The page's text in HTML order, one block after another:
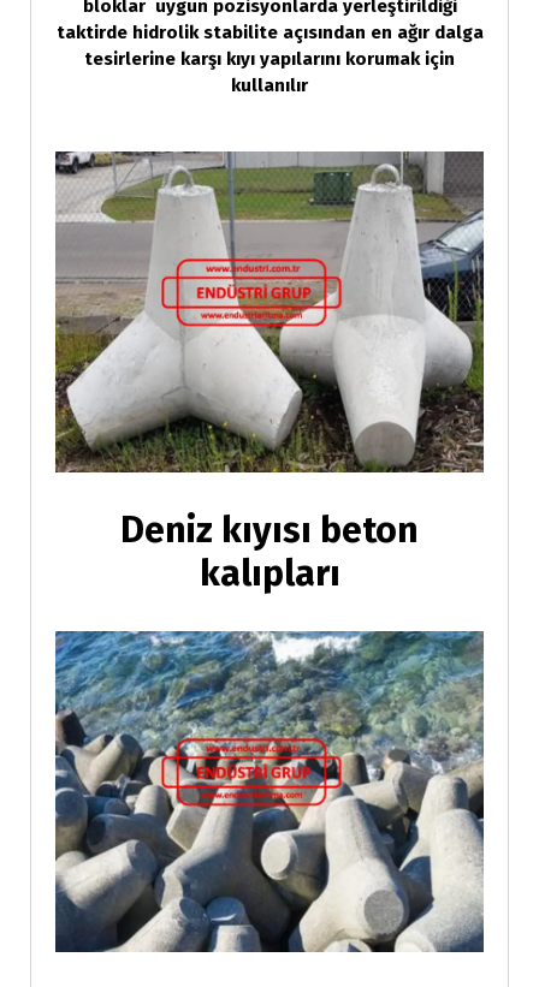
bloklar uygun pozisyonlarda yerleştirildiği
taktirde hidrolik stabilite açısından en ağır dalga
tesirlerine karşı kıyı yapılarını korumak için
kullanılır
Deniz kıyısı beton
kalıpları